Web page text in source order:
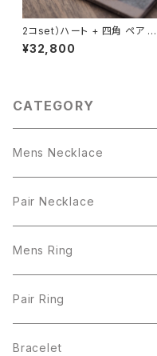
2コset）ハート + 四角 ペア ネ
ックレス シルバー925
¥32,800
CATEGORY
Mens Necklace
Pair Necklace
Mens Ring
Pair Ring
Bracelet